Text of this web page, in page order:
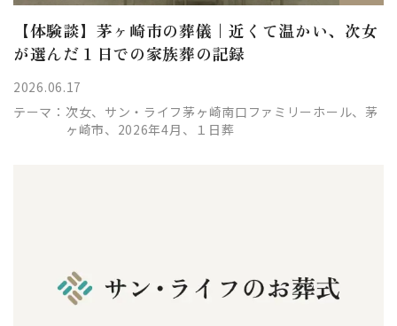
【体験談】茅ヶ崎市の葬儀｜近くて温かい、次女
が選んだ１日での家族葬の記録
2026.06.17
テーマ： 次女、サン・ライフ茅ヶ崎南口ファミリーホール、茅
ヶ崎市、2026年4月、１日葬